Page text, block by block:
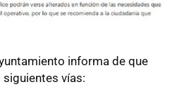
informa de que
vías: